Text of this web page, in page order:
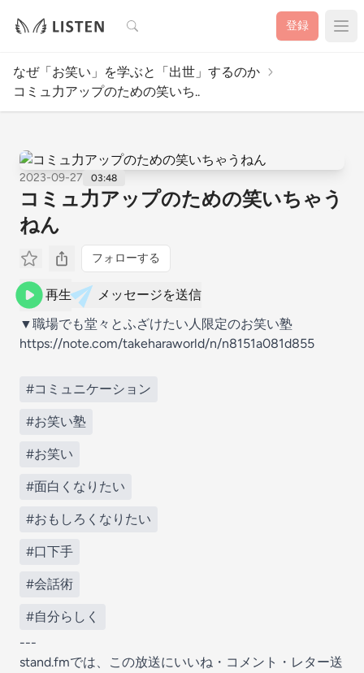
検索 登録
なぜ「お笑い」を学ぶと「出世」するのか
コミュ力アップのための笑いち..
2023-09-27 03:48
コミュ力アップのための笑いちゃう
ねん
フォローする
再生
メッセージを送信
▼職場でも堂々とふざけたい人限定のお笑い塾
https://note.com/takeharaworld/n/n8151a081d855
#コミュニケーション
#お笑い塾
#お笑い
#面白くなりたい
#おもしろくなりたい
#口下手
#会話術
#自分らしく
---
stand.fmでは、この放送にいいね・コメント・レター送